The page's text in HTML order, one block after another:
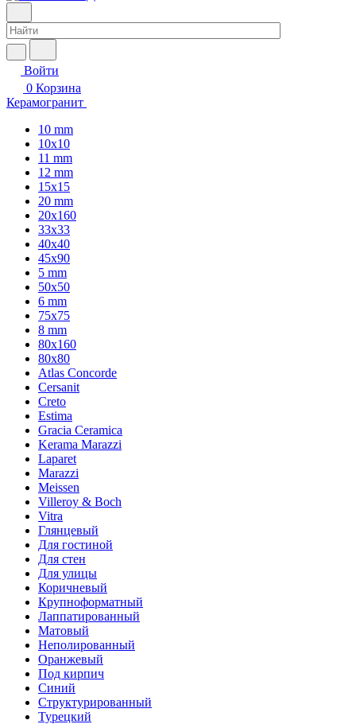
Войти
0 Корзина
Керамогранит
10 mm
10x10
11 mm
12 mm
15x15
20 mm
20х160
33x33
40х40
45x90
5 mm
50x50
6 mm
75х75
8 mm
80x160
80x80
Atlas Concorde
Cersanit
Creto
Estima
Gracia Ceramica
Kerama Marazzi
Laparet
Marazzi
Meissen
Villeroy & Boch
Vitra
Глянцевый
Для гостиной
Для стен
Для улицы
Коричневый
Крупноформатный
Лаппатированный
Матовый
Неполированный
Оранжевый
Под кирпич
Синий
Структурированный
Турецкий